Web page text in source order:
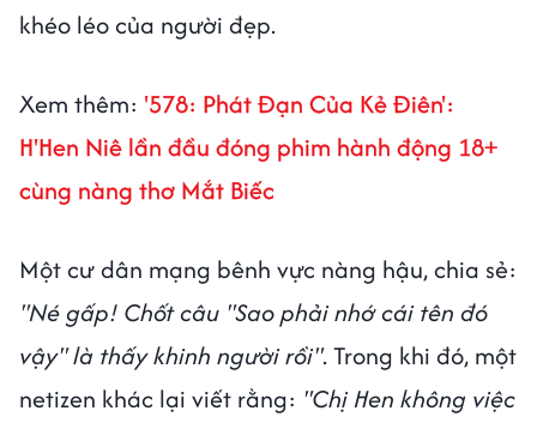
khéo léo của người đẹp.
Xem thêm: '578: Phát Đạn Của Kẻ Điên':
H'Hen Niê lần đầu đóng phim hành động 18+
cùng nàng thơ Mắt Biếc
Một cư dân mạng bênh vực nàng hậu, chia sẻ:
"Né gấp! Chốt câu "Sao phải nhớ cái tên đó
vậy" là thấy khinh người rồi". Trong khi đó, một
netizen khác lại viết rằng: "Chị Hen không việc